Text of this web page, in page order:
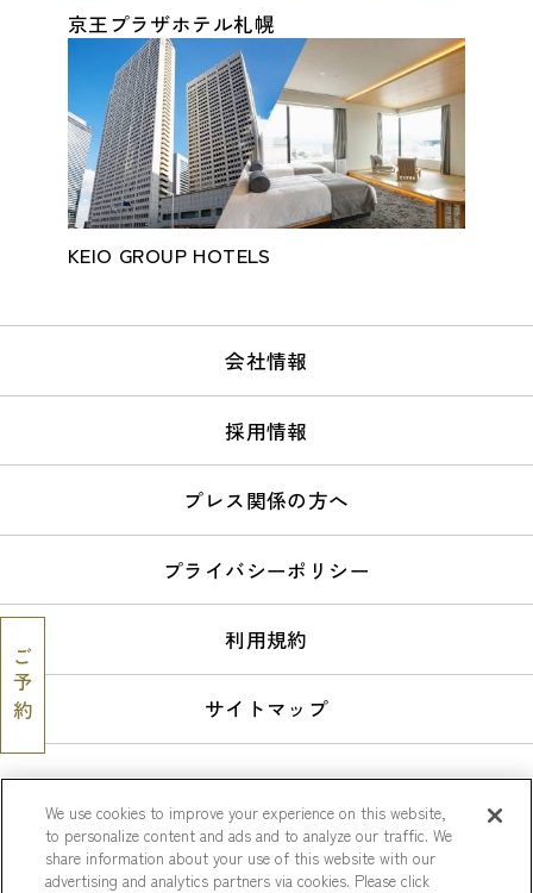
ご
予約
京王プラザホテル札幌
KEIO GROUP HOTELS
会社情報
採用情報
プレス関係の方へ
プライバシーポリシー
利用規約
サイトマップ
© Keio Plaza Hotel Co., Ltd.
We use cookies to improve your experience on this website,
to personalize content and ads and to analyze our traffic. We
share information about your use of this website with our
advertising and analytics partners via cookies. Please click